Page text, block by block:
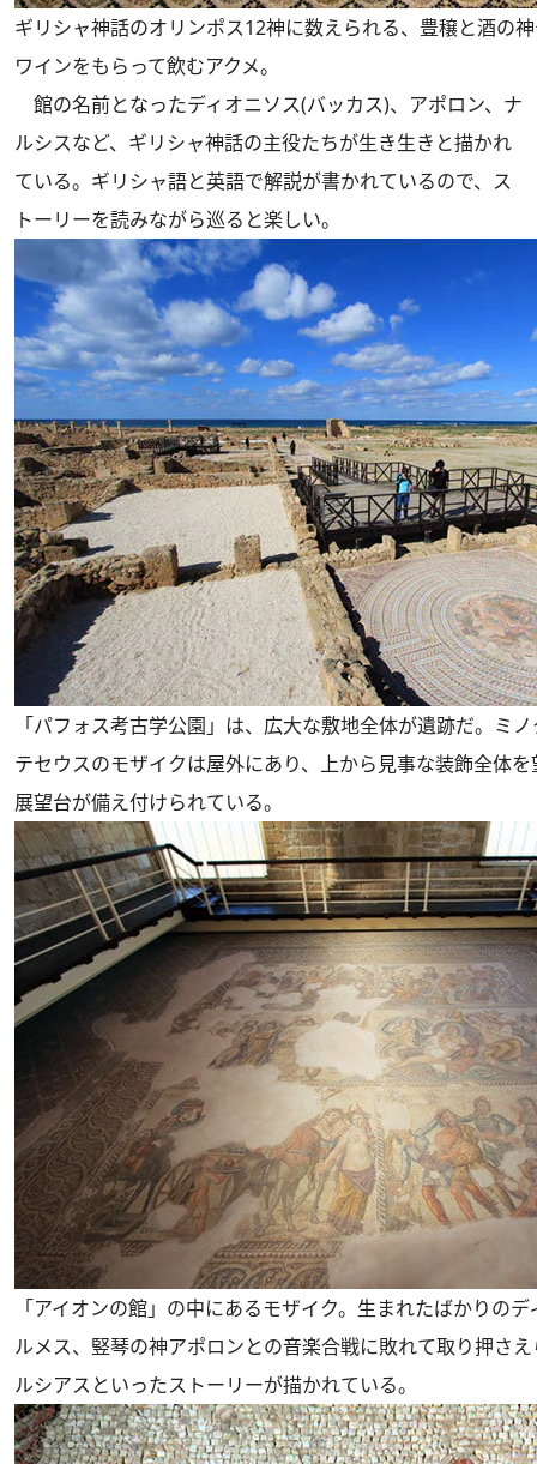
ギリシャ神話のオリンポス12神に数えられる、豊穣と酒の
ワインをもらって飲むアクメ。
館の名前となったディオニソス(バッカス)、アポロン、ナ
ルシスなど、ギリシャ神話の主役たちが生き生きと描かれ
ている。ギリシャ語と英語で解説が書かれているので、ス
トーリーを読みながら巡ると楽しい。
「パフォス考古学公園」は、広大な敷地全体が遺跡だ。ミ
テセウスのモザイクは屋外にあり、上から見事な装飾全体
展望台が備え付けられている。
「アイオンの館」の中にあるモザイク。生まれたばかりの
ルメス、竪琴の神アポロンとの音楽合戦に敗れて取り押さ
ルシアスといったストーリーが描かれている。